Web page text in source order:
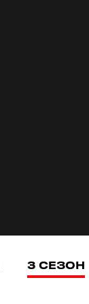
3 СЕЗОН